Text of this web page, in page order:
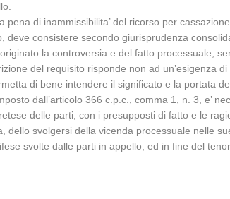
di inammissibilita’ del ricorso per
consistere secondo giurisprudenza
la controversia e del fatto processuale,
del requisito risponde non ad un’esigenza
di bene intendere il significato e la portata
dall’articolo 366 c.p.c., comma 1, n. 3, e’
delle parti, con i presupposti di fatto e le
svolgersi della vicenda processuale nelle
svolte dalle parti in appello, ed in fine del